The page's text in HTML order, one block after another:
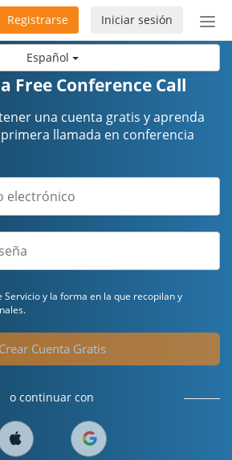
Español
de
Iniciar sesión
Registrarse
Free Conference Call
una cuenta gratis y aprenda
llamada en conferencia
Servicioy la forma en la que recopilan y
Crear Cuenta Gratis
o continuar con